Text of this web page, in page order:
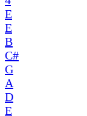
E
E
B
C#
G
A
D
E